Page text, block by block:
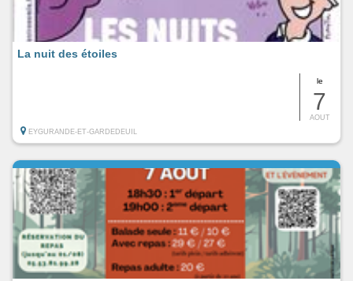
le
7
AOUT
La nuit des étoiles
EYGURANDE-ET-GARDEDEUIL